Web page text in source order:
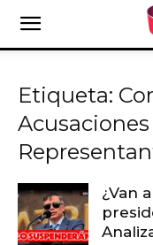
Etiqueta:
¿Van